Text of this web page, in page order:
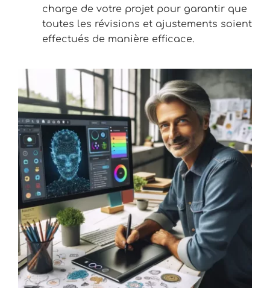
charge de votre projet pour garantir que
toutes les révisions et ajustements soient
effectués de manière efficace.